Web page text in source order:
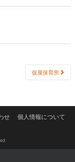
仮屋保育所
せ
個人情報について